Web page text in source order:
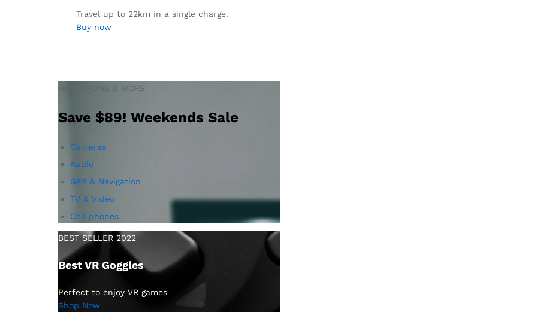
Travel up to 22km in a single charge.
Buy now
HEADPHONE & MORE
Save $89! Weekends Sale
Cameras
Audio
GPS & Navigation
TV & Video
Cell phones
BEST SELLER 2022
Best VR Goggles
Perfect to enjoy VR games
Shop Now